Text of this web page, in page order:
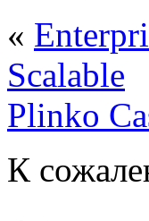
«
Scalable
Plinko
К